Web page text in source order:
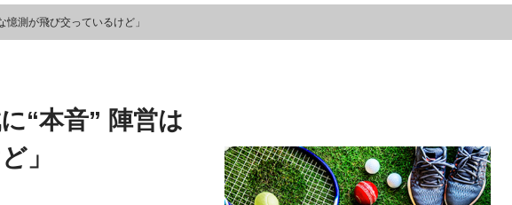
測が飛び交っているけど」
“本音” 陣営は
」